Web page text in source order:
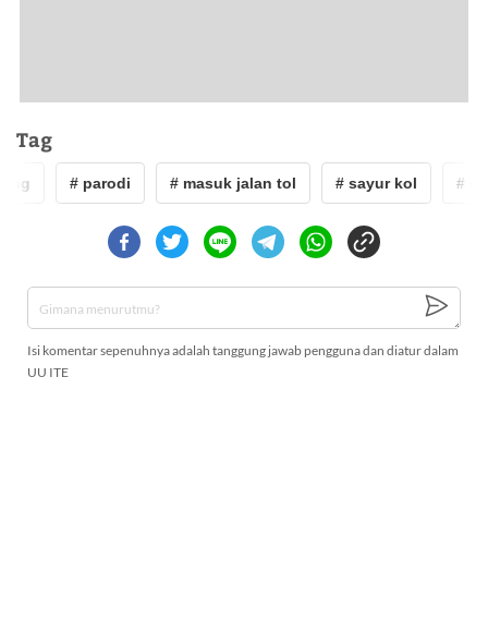
Tag
# parodi # masuk jalan tol # sayur kol #
Isi komentar sepenuhnya adalah tanggung jawab pengguna dan diatur dalam
UU ITE